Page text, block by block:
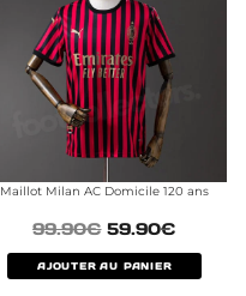
Maillot Milan AC Domicile 120 ans
99.90€ 59.90€
AJOUTER AU PANIER